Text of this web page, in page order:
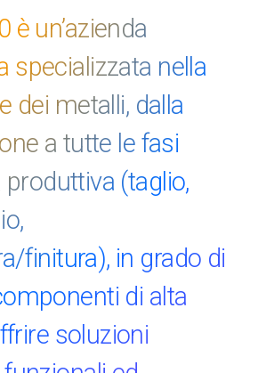
è un’azienda
specializzata nella
dei metalli, dalla
a tutte le fasi
produttiva (taglio,
finitura), in grado di
di alta
soluzioni